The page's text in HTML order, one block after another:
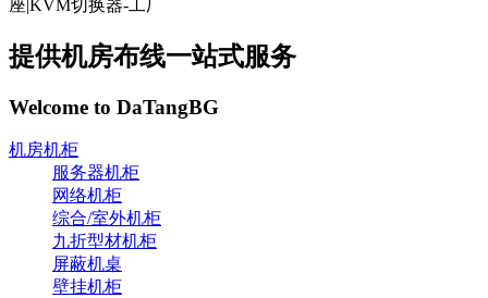
提供机房布线一站式服务
Welcome to DaTangBG
机房机柜
服务器机柜
网络机柜
综合/室外机柜
九折型材机柜
屏蔽机桌
壁挂机柜